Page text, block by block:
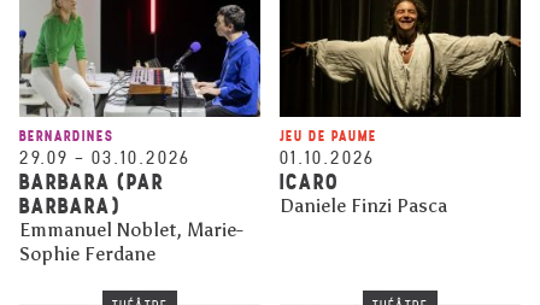
BERNARDINES
29.09 – 03.10.2026
BARBARA (PAR
BARBARA)
Emmanuel Noblet, Marie-
Sophie Ferdane
JEU DE PAUME
01.10.2026
ICARO
Daniele Finzi Pasca